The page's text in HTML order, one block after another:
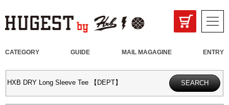
CATEGORY GUIDE MAIL MAGAGINE ENTRY